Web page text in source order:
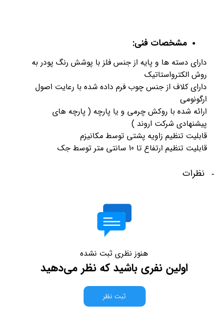
مشخصات فنی:
دارای دسته ها و پایه از جنس فلز با پوشش رنگ پودر به
روش الکترواستاتیک
دارای کلاف از جنس چوب فرم داده شده با رعایت اصول
ارگونومی
ارائه شده با روکش چرمی و یا پارچه ( پارچه های
پیشنهادی شرکت اروند )
قابلیت تنظیم زاویه پشتی توسط مکانیزم
قابلیت تنظیم ارتفاع تا 10 سانتی متر توسط جک
نظرات
هنوز نظری ثبت نشده
اولین نفری باشید که نظر می‌دهید
ثبت نظر